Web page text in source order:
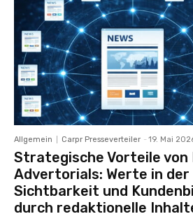
Allgemein Carpr Presseverteiler - 19. Mai
Strategische Vorteile von
Advertorials: Werte in der
Sichtbarkeit und
durch redaktionelle